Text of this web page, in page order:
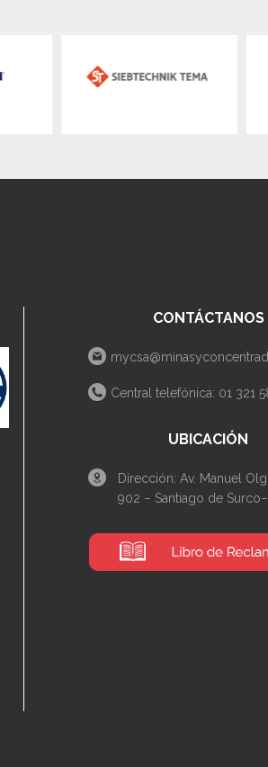
CONTÁCTANOS
Central telefónica: 01 321
UBICACIÓN
Dirección: Av. Manuel
902 – Santiago de